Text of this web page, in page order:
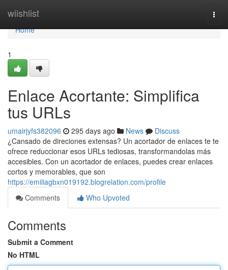
wiishlist
Home
Home
1
Enlace Acortante: Simplifica
tus URLs
umairjyfs382096 295 days ago News
Discuss
¿Cansado de direciones extensas? Un acortador de enlaces te te
ofrece reduccionar esos URLs tediosas, transformandolas más
accesibles. Con un acortador de enlaces, puedes crear enlaces
cortos y memorables, que son
https://emiliagbxn019192.blogrelation.com/profile
Comments
Who Upvoted
Comments
Submit a Comment
No HTML